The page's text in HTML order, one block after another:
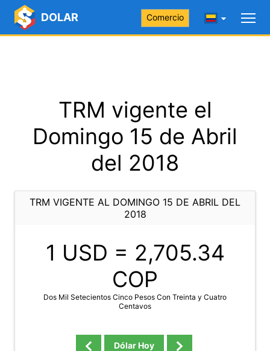
DOLAR Comercio
TRM vigente el
Domingo 15 de Abril
del 2018
TRM VIGENTE AL DOMINGO 15 DE ABRIL DEL
2018
1 USD = 2,705.34
COP
Dos Mil Setecientos Cinco Pesos Con Treinta y Cuatro
Centavos
Dólar Hoy